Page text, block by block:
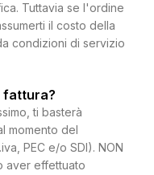
Tuttavia se l'ordine
il costo della
condizioni di servizio
fattura?
ti basterà
momento del
PEC e/o SDI). NON
aver effettuato